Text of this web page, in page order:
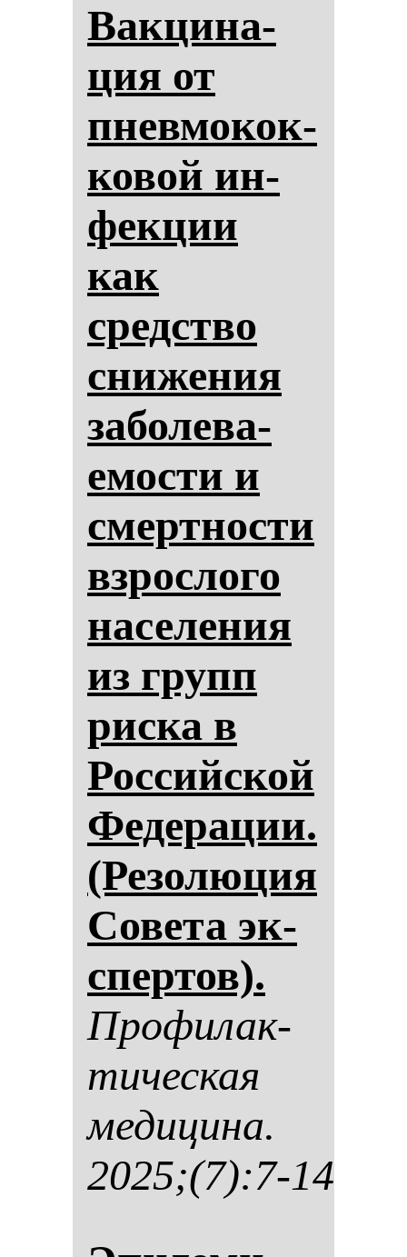
Вак­ци­на­
ция от
пнев­мо­кок­
ко­вой ин­
фек­ции
как
средство
сни­же­ния
за­бо­ле­ва­
емос­ти и
смер­тнос­ти
взрос­ло­го
на­се­ле­ния
из групп
рис­ка в
Рос­сий­ской
Фе­де­ра­ции.
(Ре­зо­лю­ция
Со­ве­та эк­
спер­тов).
Про­фи­лак­
ти­чес­кая
ме­ди­ци­на.
2025;(7):7-14